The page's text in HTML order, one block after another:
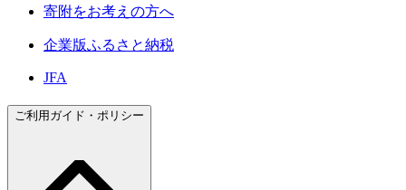
寄附をお考えの方へ
企業版ふるさと納税
JFA
ご利用ガイド・ポリシー